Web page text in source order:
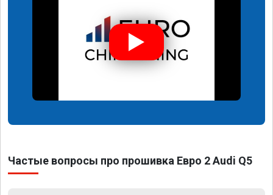
Частые вопросы про прошивка Евро 2 Audi Q5